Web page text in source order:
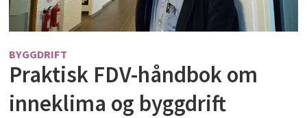
BYGGDRIFT
Praktisk FDV-håndbok om
inneklima og byggdrift